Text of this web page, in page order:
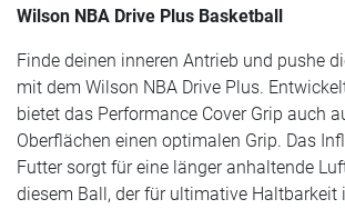
Wilson NBA Drive Plus Basketball
Finde deinen inneren Antrieb und pushe
mit dem Wilson NBA Drive Plus.
bietet das Performance Cover Grip auch
Oberflächen einen optimalen Grip. Das
Futter sorgt für eine länger anhaltende
diesem Ball, der für ultimative Haltbarkeit